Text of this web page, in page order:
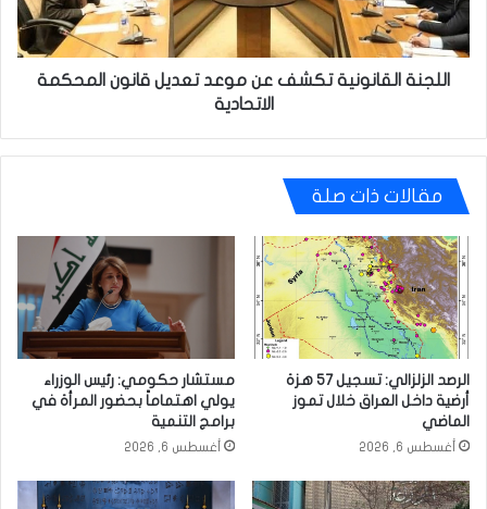
قانون
المحكمة
الاتحادية
اللجنة القانونية تكشف عن موعد تعديل قانون المحكمة
الاتحادية
مقالات ذات صلة
الرصد الزلزالي: تسجيل 57 هزة
أرضية داخل العراق خلال تموز
الماضي
أغسطس 6, 2026
مستشار حكومي: رئيس الوزراء
يولي اهتماماً بحضور المرأة في
برامج التنمية
أغسطس 6, 2026